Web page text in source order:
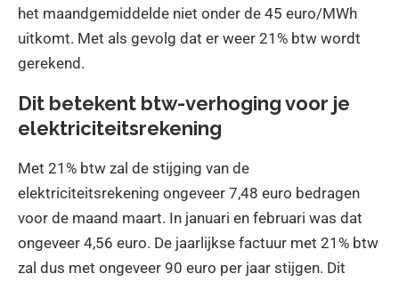
het maandgemiddelde niet onder de 45 euro/MWh
uitkomt. Met als gevolg dat er weer 21% btw wordt
gerekend.
Dit betekent btw-verhoging voor je
elektriciteitsrekening
Met 21% btw zal de stijging van de
elektriciteitsrekening ongeveer 7,48 euro bedragen
voor de maand maart. In januari en februari was dat
ongeveer 4,56 euro. De jaarlijkse factuur met 21% btw
zal dus met ongeveer 90 euro per jaar stijgen. Dit